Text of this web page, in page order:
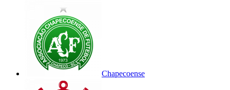
Chapecoense